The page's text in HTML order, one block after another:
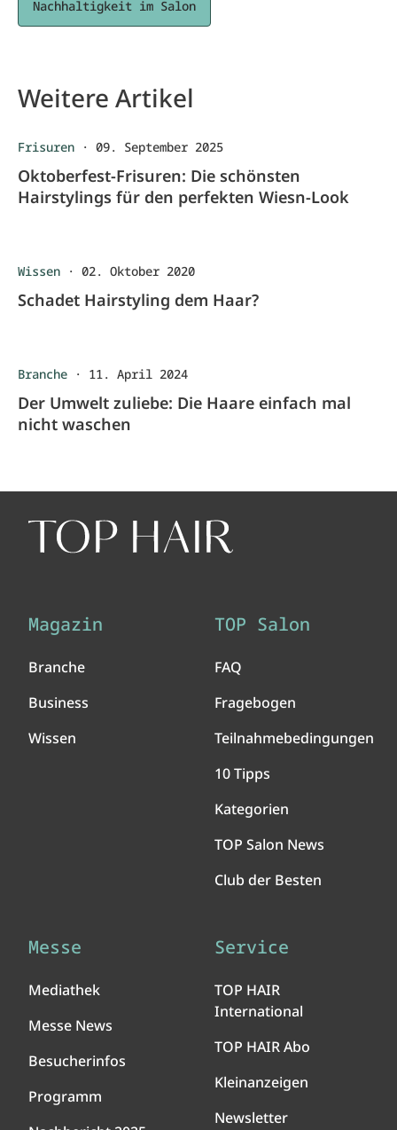
Nachhaltigkeit im Salon
Weitere Artikel
Frisuren · 09. September 2025
Oktoberfest-Frisuren: Die schönsten
Hairstylings für den perfekten Wiesn-Look
Wissen · 02. Oktober 2020
Schadet Hairstyling dem Haar?
Branche · 11. April 2024
Der Umwelt zuliebe: Die Haare einfach mal
nicht waschen
Magazin
Branche
Business
Wissen
TOP Salon
FAQ
Fragebogen
Teilnahmebedingungen
10 Tipps
Kategorien
TOP Salon News
Club der Besten
Messe
Mediathek
Messe News
Besucherinfos
Programm
Service
TOP HAIR
International
TOP HAIR Abo
Kleinanzeigen
Newsletter